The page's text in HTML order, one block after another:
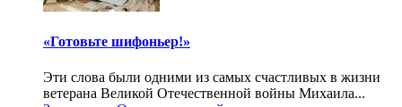
«Готовьте шифоньер!»
Эти слова были одними из самых счастливых в жизни
ветерана Великой Отечественной войны Михаила...